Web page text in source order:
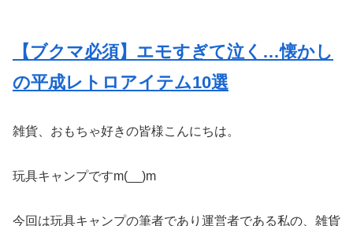
【ブクマ必須】エモすぎて泣く…懐かし
の平成レトロアイテム10選
雑貨、おもちゃ好きの皆様こんにちは。
玩具キャンプですm(__)m
今回は玩具キャンプの筆者であり運営者である私の、雑貨